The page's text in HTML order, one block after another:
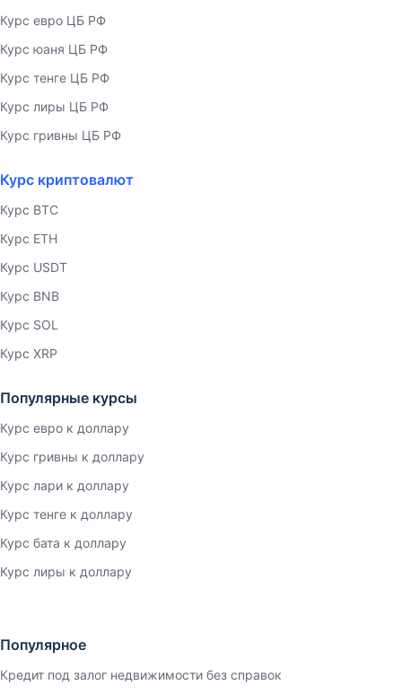
Курс евро ЦБ РФ
Курс юаня ЦБ РФ
Курс тенге ЦБ РФ
Курс лиры ЦБ РФ
Курс гривны ЦБ РФ
Курс криптовалют
Курс BTC
Курс ETH
Курс USDT
Курс BNB
Курс SOL
Курс XRP
Популярные курсы
Курс евро к доллару
Курс гривны к доллару
Курс лари к доллару
Курс тенге к доллару
Курс бата к доллару
Курс лиры к доллару
Популярное
Кредит под залог недвижимости без справок